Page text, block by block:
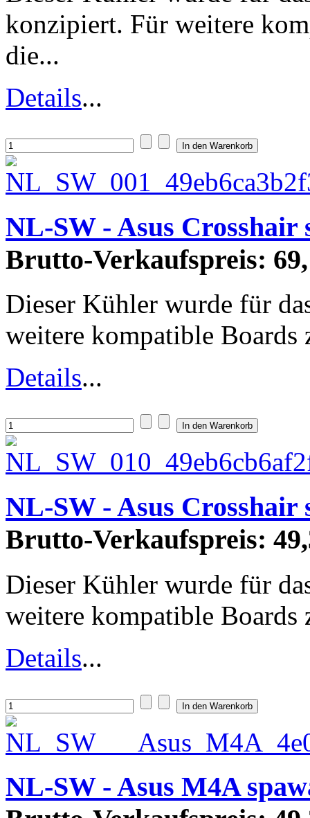
konzipiert. Für weitere
die...
Details...
NL-SW - Asus Crosshair
Brutto-Verkaufspreis:
Dieser Kühler wurde für
weitere kompatible Boards
Details...
NL-SW - Asus Crosshair
Brutto-Verkaufspreis:
Dieser Kühler wurde für
weitere kompatible Boards
Details...
NL-SW - Asus M4A